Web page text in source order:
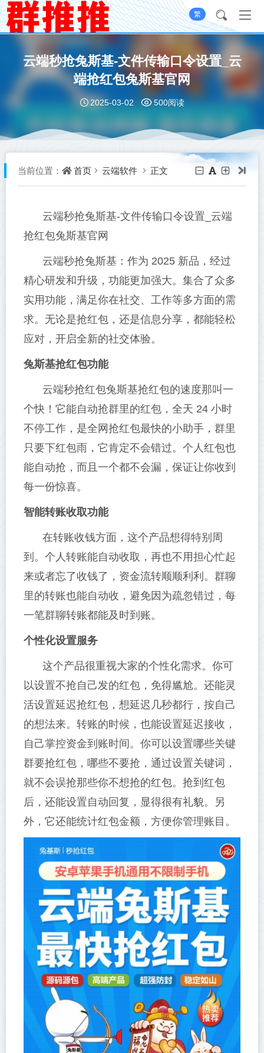
繁
云端秒抢兔斯基-文件传输口令设置_云
端抢红包兔斯基官网
2025-03-02 500阅读
当前位置： 首页 云端软件 正文
云端秒抢兔斯基-文件传输口令设置_云端
抢红包兔斯基官网
云端秒抢兔斯基：作为 2025 新品，经过
精心研发和升级，功能更加强大。集合了众多
实用功能，满足你在社交、工作等多方面的需
求。无论是抢红包，还是信息分享，都能轻松
应对，开启全新的社交体验。
兔斯基抢红包功能
云端秒抢红包兔斯基抢红包的速度那叫一
个快！它能自动抢群里的红包，全天 24 小时
不停工作，是全网抢红包最快的小助手，群里
只要下红包雨，它肯定不会错过。个人红包也
能自动抢，而且一个都不会漏，保证让你收到
每一份惊喜。
智能转账收取功能
在转账收钱方面，这个产品想得特别周
到。个人转账能自动收取，再也不用担心忙起
来或者忘了收钱了，资金流转顺顺利利。群聊
里的转账也能自动收，避免因为疏忽错过，每
一笔群聊转账都能及时到账。
个性化设置服务
这个产品很重视大家的个性化需求。你可
以设置不抢自己发的红包，免得尴尬。还能灵
活设置延迟抢红包，想延迟几秒都行，按自己
的想法来。转账的时候，也能设置延迟接收，
自己掌控资金到账时间。你可以设置哪些关键
群要抢红包，哪些不要抢，通过设置关键词，
就不会误抢那些你不想抢的红包。抢到红包
后，还能设置自动回复，显得很有礼貌。另
外，它还能统计红包金额，方便你管理账目。